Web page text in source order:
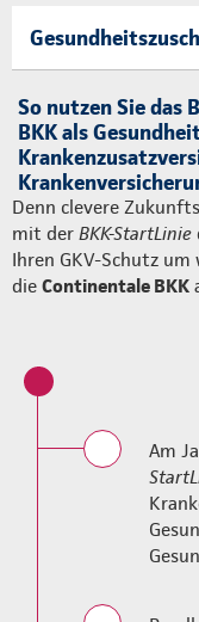
So nutzen Sie das
BKK als
Denn clevere
mit der BKK-StartLinie
Ihren GKV-Schutz
die Continentale BKK
Am